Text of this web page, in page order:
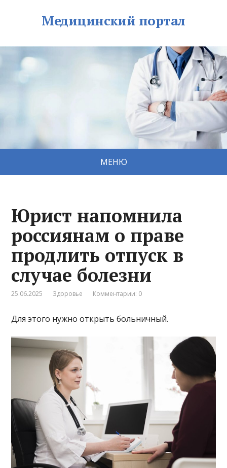
Медицинский портал
МЕНЮ
Юрист напомнила
россиянам о праве
продлить отпуск в
случае болезни
25.06.2025 Здоровье Комментарии: 0
Для этого нужно открыть больничный.